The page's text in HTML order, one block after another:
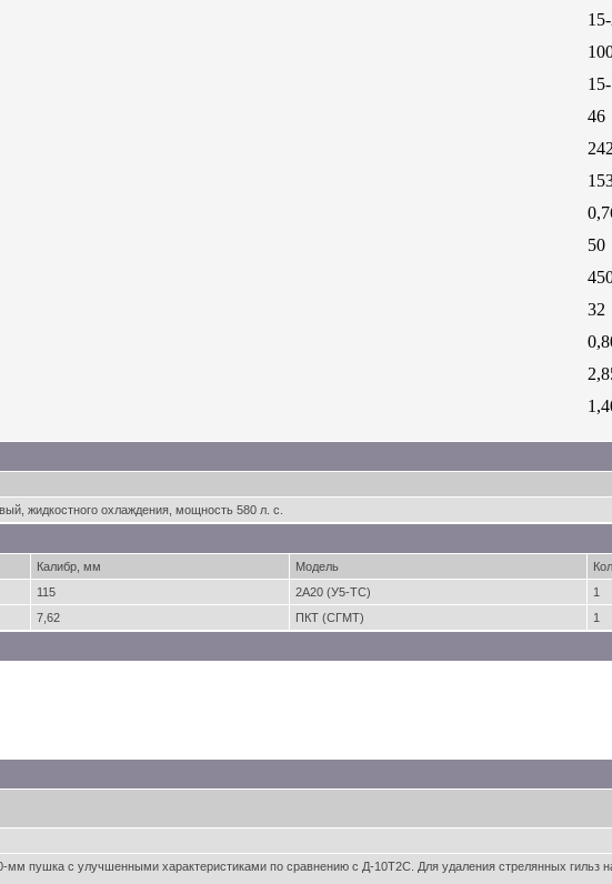
46
242
50
32
жидкостного охлаждения, мощность 580 л. с.
Калибр, мм Модель
115 2А20 (У5-ТС) 1
7,62 ПКТ (СГМТ) 1
мм пушка с улучшенными характеристиками по сравнению с Д-10Т2С. Для удаления стрелянных